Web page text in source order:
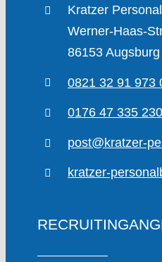
Kratzer
Werner-Haas-
86153 Augsburg
0821 32 91 973
0176 47 335 230
post@kratzer-
kratzer-